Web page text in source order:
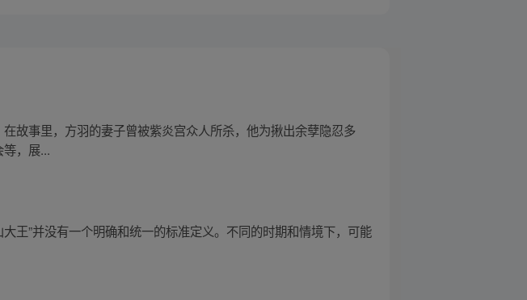
故事里，方羽的妻子曾被紫炎宫众人所杀，他为揪出余孽隐忍多
，展...
王”并没有一个明确和统一的标准定义。不同的时期和情境下，可能